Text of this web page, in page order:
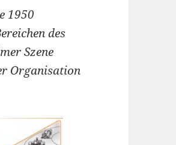
1950
des
Szene
Organisation